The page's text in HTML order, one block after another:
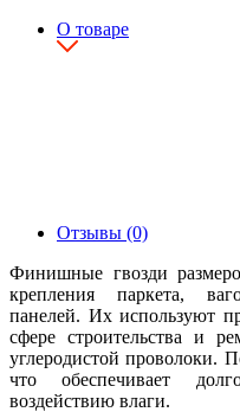
О товаре
Отзывы (0)
Финишные гвозди
крепления паркета,
панелей. Их используют
сфере строительства и
углеродистой проволоки.
что обеспечивает
воздействию влаги.